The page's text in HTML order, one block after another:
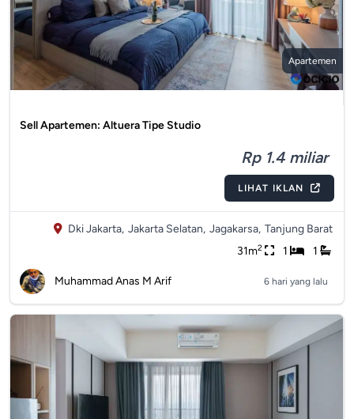
Apartemen
Sell Apartemen: Altuera Tipe Studio
Rp 1.4 miliar
LIHAT IKLAN
Dki Jakarta, Jakarta Selatan, Jagakarsa, Tanjung Barat
31m2 1 1
Muhammad Anas M Arif 6 hari yang lalu